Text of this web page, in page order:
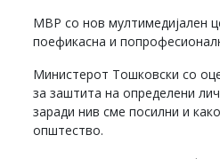
МВР со нов мултимедијален
поефикасна и
Министерот Тошковски со
за заштита на определени
заради нив сме посилни и
општество.